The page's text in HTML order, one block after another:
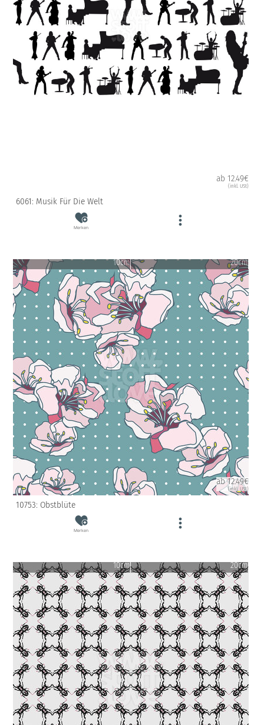
ab 12.49€
(inkl. USt)
6061: Musik Für Die Welt
Merken
10cm 20cm
ab 12.49€
(inkl. USt)
10753: Obstblüte
Merken
10cm 20cm